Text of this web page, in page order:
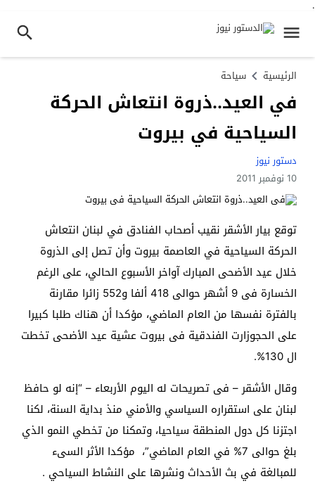
.
الرئيسية سياحة
في العيد..ذروة انتعاش الحركة
السياحية في بيروت
دستور نيوز
10 نوفمبر 2011
توقع بيار الأشقر نقيب أصحاب الفنادق في لبنان انتعاش
الحركة السياحية في العاصمة بيروت وأن تصل إلى الذروة
خلال عيد الأضحى المبارك آواخر الأسبوع الحالي، على الرغم
الخسارة فى 9 أشهر حوالى 418 ألفا و552 زائرا مقارنة
بالفترة نفسها من العام الماضي، مؤكدا أن هناك طلبا كبيرا
على الحجوزارت الفندقية فى بيروت عشية عيد الأضحى تخطت
ال 130%.
وقال الأشقر – فى تصريحات له اليوم الأربعاء – “إنه لو حافظ
لبنان على استقراره السياسي والأمني منذ بداية السنة، لكنا
اجتزنا كل دول المنطقة سياحيا، وتمكنا من تخطي النمو الذي
بلغ حوالى 7% في العام الماضي”، مؤكدا الأثر السىء
للمبالغة في بث الأحداث ونشرها على النشاط السياحي .